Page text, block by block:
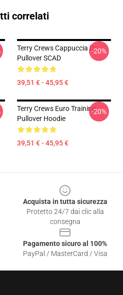
correlati
Terry Crews Cappuccia Di
Pullover SCAD
39,51 € - 45,95 €
-20%
Terry Crews Euro Training
Pullover Hoodie
39,51 € - 45,95 €
-20%
Acquista in tutta sicurezza
Protetto 24/7 dai clic alla
consegna
Pagamento sicuro al 100%
PayPal / MasterCard / Visa